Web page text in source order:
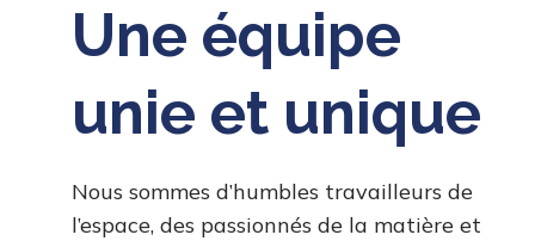
Une équipe
unie et unique
Nous sommes d’humbles travailleurs de
l’espace, des passionnés de la matière et